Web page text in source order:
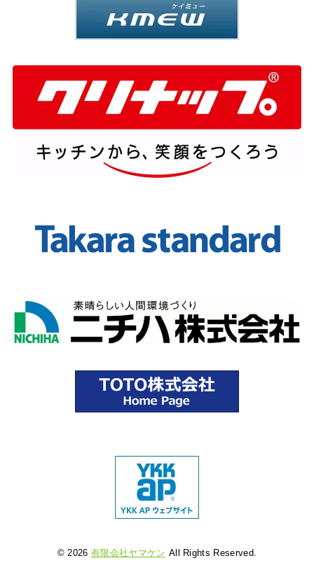
© 2026 有限会社ヤマケン All Rights Reserved.